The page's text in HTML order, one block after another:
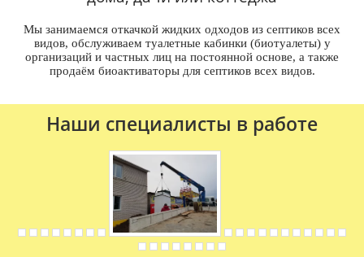
Мы занимаемся откачкой жидких одходов из септиков всех
видов, обслуживаем туалетные кабинки (биотуалеты) у
организаций и частных лиц на постоянной основе, а также
продаём биоактиваторы для септиков всех видов.
Наши специалисты в работе